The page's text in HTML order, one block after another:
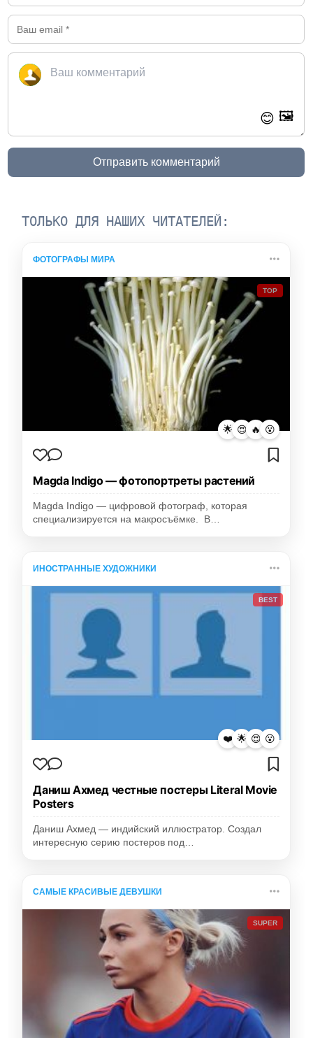
😊 🖼️
Отправить комментарий
ТОЛЬКО ДЛЯ НАШИХ ЧИТАТЕЛЕЙ:
ФОТОГРАФЫ МИРА
TOP
🌟 😍 🔥 😮
Magda Indigo — фотопортреты растений
Magda Indigo — цифровой фотограф, которая
специализируется на макросъёмке. В…
ИНОСТРАННЫЕ ХУДОЖНИКИ
BEST
❤️ 🌟 😍 😮
Даниш Ахмед честные постеры Literal Movie
Posters
Даниш Ахмед — индийский иллюстратор. Создал
интересную серию постеров под…
САМЫЕ КРАСИВЫЕ ДЕВУШКИ
SUPER